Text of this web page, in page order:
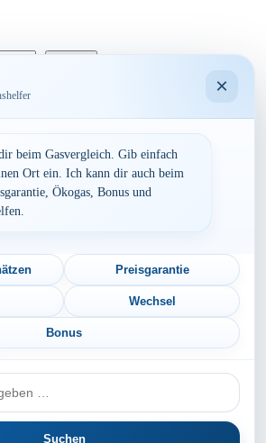
×
beim Gasvergleich. Gib einfach
Ort ein. Ich kann dir auch beim
Ökogas, Bonus und
Preisgarantie
Wechsel
Bonus
Suchen